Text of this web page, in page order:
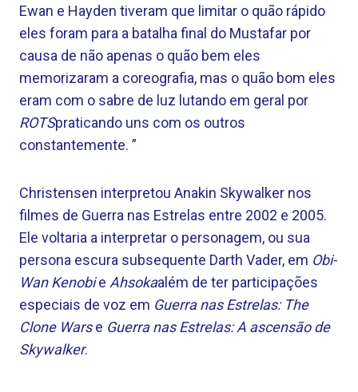
Ewan e Hayden tiveram que limitar o quão rápido
eles foram para a batalha final do Mustafar por
causa de não apenas o quão bem eles
memorizaram a coreografia, mas o quão bom eles
eram com o sabre de luz lutando em geral por
ROTSpraticando uns com os outros
constantemente. ”
Christensen interpretou Anakin Skywalker nos
filmes de Guerra nas Estrelas entre 2002 e 2005.
Ele voltaria a interpretar o personagem, ou sua
persona escura subsequente Darth Vader, em Obi-
Wan Kenobie Ahsokaalém de ter participações
especiais de voz em Guerra nas Estrelas: The
Clone Warse Guerra nas Estrelas: A ascensão de
Skywalker.